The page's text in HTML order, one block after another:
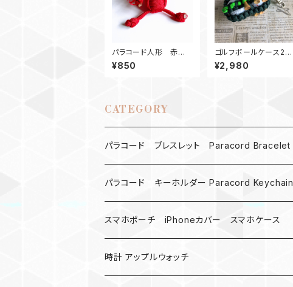
パラコード人形 赤丸
paracord
¥850
ゴルフボールケース2
ティーホルダー SGHG
¥2,980
CATEGORY
パラコード ブレスレット Paracord Bracelet
MAD MAX
バックル
バックル無し
パラコード キーホルダー Paracord Keychain
ハロウィン
コンパス
スマホポーチ iPhoneカバー スマホケース
楽天ミニ ケース
時計 アップルウォッチ